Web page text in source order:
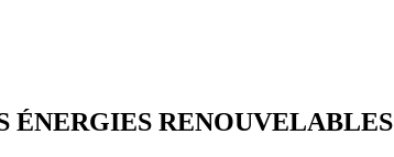
ÉNERGIES RENOUVELABLES